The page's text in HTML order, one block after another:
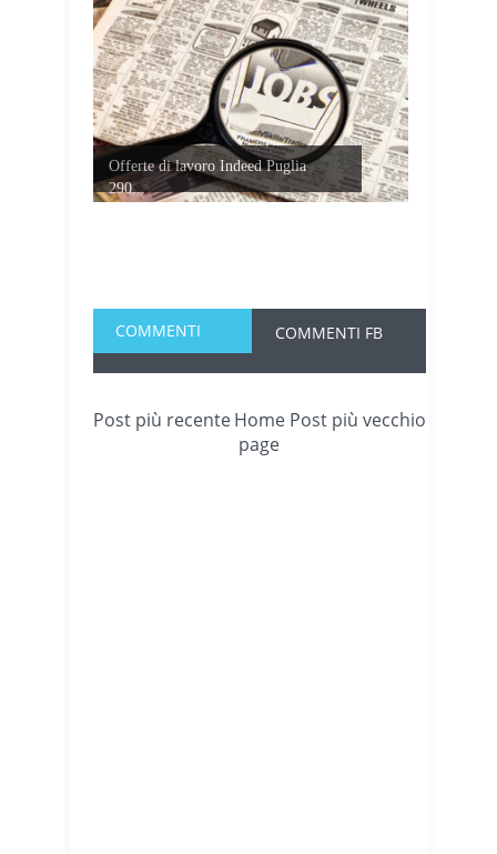
Offerte di lavoro Indeed Puglia
290...
COMMENTI COMMENTI FB
Post più recente Post più vecchio
Home
page